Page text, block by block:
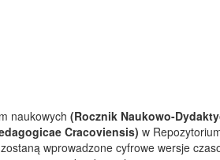
naukowych (Rocznik Naukowo-
Cracoviensis) w
wprowadzone cyfrowe wersje